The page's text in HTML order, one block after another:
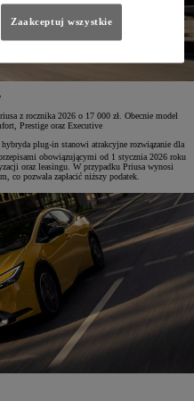
z rocznika 2026 o 17 000 zł. Obecnie model
Prestige oraz Executive
plug-in stanowi atrakcyjne rozwiązanie dla
obowiązującymi od 1 stycznia 2026 roku
oraz leasingu. W przypadku Priusa wynosi
co pozwala zapłacić niższy podatek.
Zaakceptuj wszystkie